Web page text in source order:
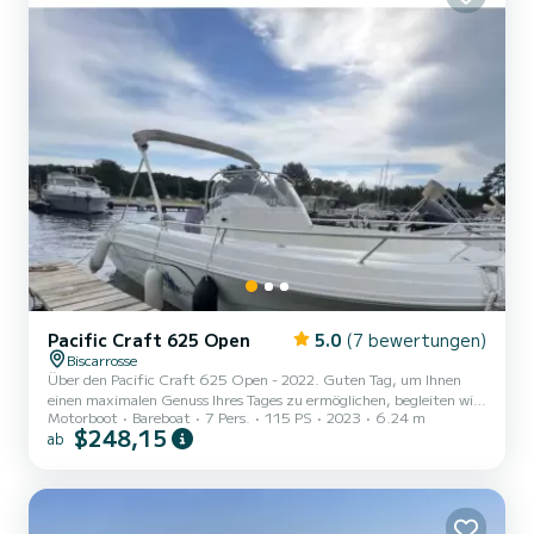
Pacific Craft 625 Open 5.0 (7 bewertungen)
Biscarrosse
Über den Pacific Craft 625 Open - 2022. Guten Tag, um Ihnen
einen maximalen Genuss Ihres Tages zu ermöglichen, begleiten wir
Sie bei der Übernahme und das Tanken wird bei der Abfahrt
erledigt, um Zeit zu sparen!!! Wir bieten Ihnen diesen
im Hafen von Biscarrosse, wo das Boot immer im Wasser liegt. Wir
Motorboot Bareboat 7 Pers. 115 PS 2023 6.24 m
ab $248,15